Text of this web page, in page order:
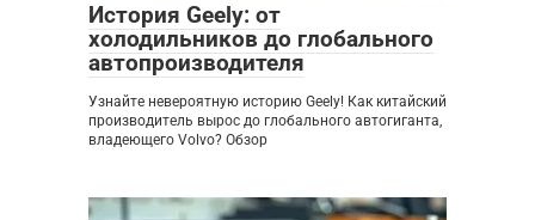
История Geely: от
холодильников до глобального
автопроизводителя
Узнайте невероятную историю Geely! Как китайский
производитель вырос до глобального автогиганта,
владеющего Volvo? Обзор